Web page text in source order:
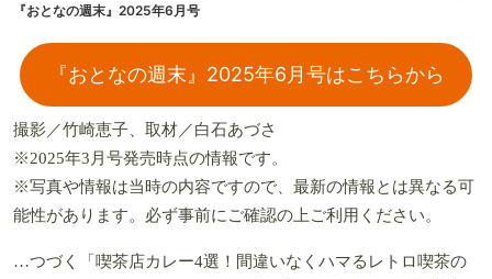
『おとなの週末』2025年6月号
『おとなの週末』2025年6月号はこちらから
撮影／竹崎恵子、取材／白石あづさ
※2025年3月号発売時点の情報です。
※写真や情報は当時の内容ですので、最新の情報とは異なる可
能性があります。必ず事前にご確認の上ご利用ください。
…つづく「喫茶店カレー4選！間違いなくハマるレトロ喫茶の